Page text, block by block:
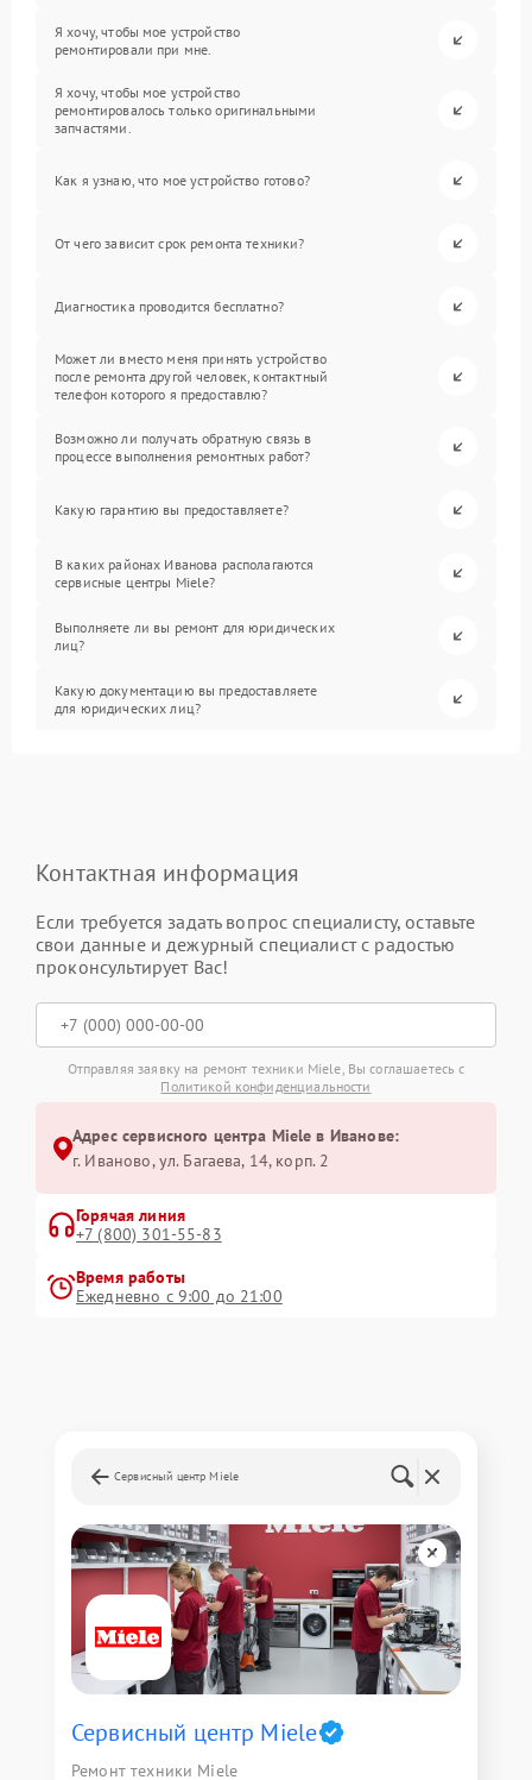
Я хочу, чтобы мое устройство
ремонтировали при мне.
Я хочу, чтобы мое устройство
ремонтировалось только оригинальными
запчастями.
Как я узнаю, что мое устройство готово?
От чего зависит срок ремонта техники?
Диагностика проводится бесплатно?
Может ли вместо меня принять устройство
после ремонта другой человек, контактный
телефон которого я предоставлю?
Возможно ли получать обратную связь в
процессе выполнения ремонтных работ?
Какую гарантию вы предоставляете?
В каких районах Иванова располагаются
сервисные центры Miele?
Выполняете ли вы ремонт для юридических
лиц?
Какую документацию вы предоставляете
для юридических лиц?
Контактная информация
Если требуется задать вопрос специалисту, оставьте
свои данные и дежурный специалист с радостью
проконсультирует Вас!
Отправляя заявку на ремонт техники Miele, Вы соглашаетесь с
Политикой конфиденциальности
Адрес сервисного центра Miele в Иванове:
г. Иваново, ул. Багаева, 14, корп. 2
Горячая линия
+7 (800) 301-55-83
Время работы
Ежедневно с 9:00 до 21:00
Сервисный центр Miele
Сервисный центр Miele
Ремонт техники Miele